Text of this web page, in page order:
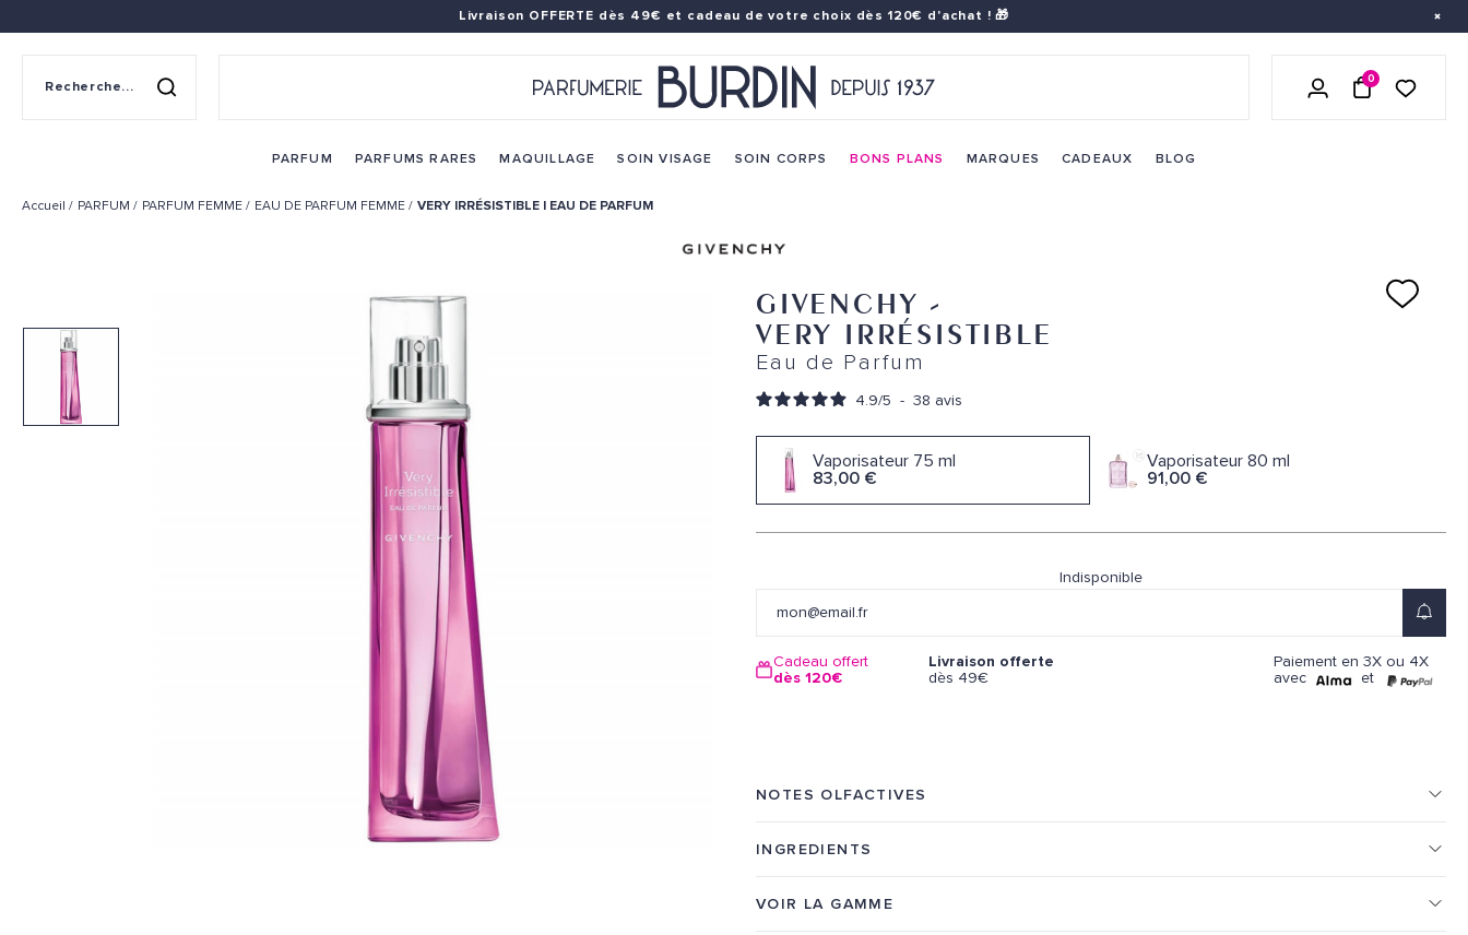
Livraison OFFERTE dès 49€ et cadeau de votre choix dès 120€ d'achat ! 🎁
Recherche sur le site 0
PARFUM PARFUMS RARES MAQUILLAGE SOIN VISAGE SOIN CORPS BONS PLANS MARQUES CADEAUX BLOG
Accueil PARFUM PARFUM FEMME EAU DE PARFUM FEMME VERY IRRÉSISTIBLE | EAU DE PARFUM
GIVENCHY -
VERY IRRÉSISTIBLE
Eau de Parfum
4.9/5 - 38 avis
Vaporisateur 75 ml
83,00 €
Vaporisateur 80 ml
91,00 €
Indisponible
Cadeau offert
dès 120€
Livraison offerte
dès 49€
Paiement en 3X ou 4X
avec
et
NOTES OLFACTIVES
INGREDIENTS
VOIR LA GAMME